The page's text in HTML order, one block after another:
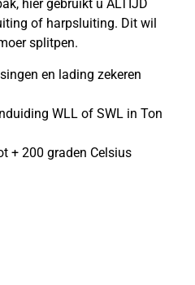
hier gebruikt u ALTIJD
of harpsluiting. Dit wil
splitpen.
en lading zekeren
WLL of SWL in Ton
+ 200 graden Celsius